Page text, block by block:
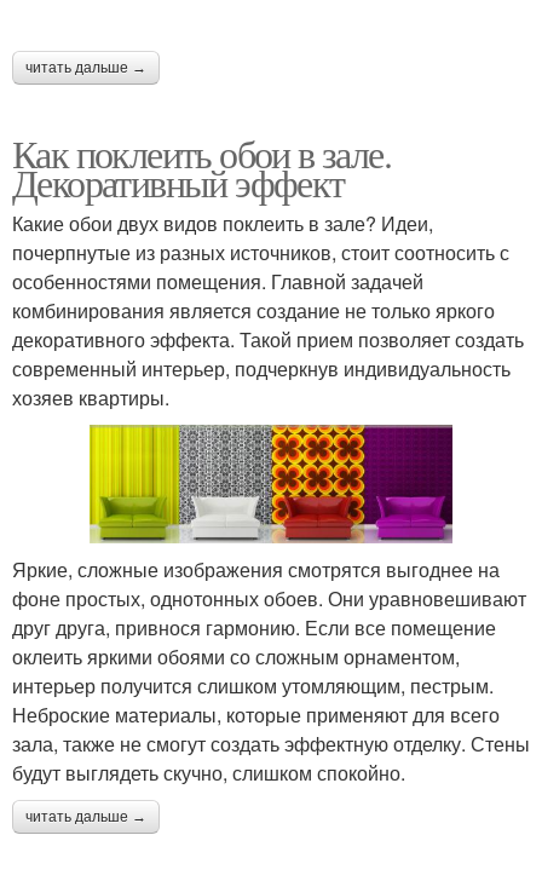
читать дальше →
Как поклеить обои в зале.
Декоративный эффект
Какие обои двух видов поклеить в зале? Идеи,
почерпнутые из разных источников, стоит соотносить с
особенностями помещения. Главной задачей
комбинирования является создание не только яркого
декоративного эффекта. Такой прием позволяет создать
современный интерьер, подчеркнув индивидуальность
хозяев квартиры.
Яркие, сложные изображения смотрятся выгоднее на
фоне простых, однотонных обоев. Они уравновешивают
друг друга, привнося гармонию. Если все помещение
оклеить яркими обоями со сложным орнаментом,
интерьер получится слишком утомляющим, пестрым.
Неброские материалы, которые применяют для всего
зала, также не смогут создать эффектную отделку. Стены
будут выглядеть скучно, слишком спокойно.
читать дальше →